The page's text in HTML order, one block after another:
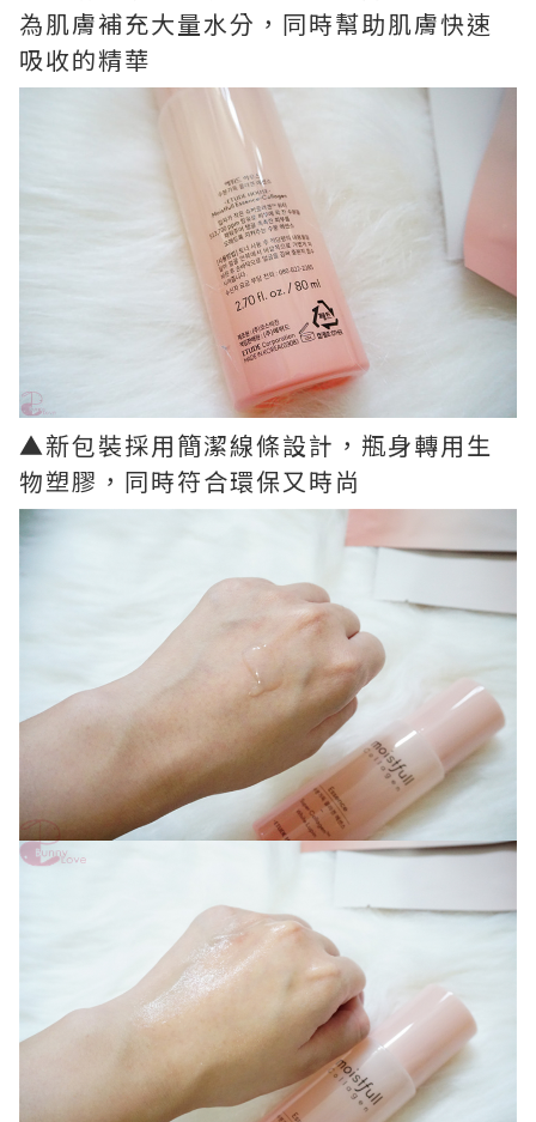
為肌膚補充大量水分，同時幫助肌膚快速
吸收的精華
▲新包裝採用簡潔線條設計，瓶身轉用生
物塑膠，同時符合環保又時尚